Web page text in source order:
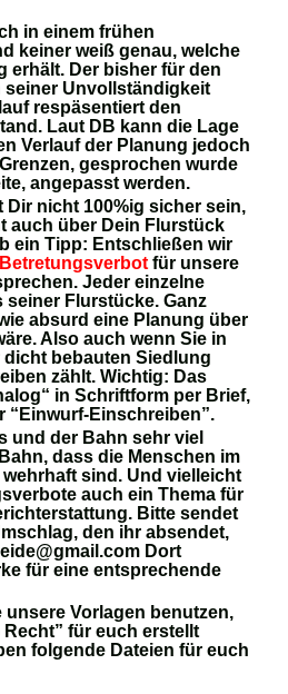
in einem frühen
keiner weiß genau, welche
erhält. Der bisher für den
seiner Unvollständigkeit
respäsentiert den
Laut DB kann die Lage
Verlauf der Planung jedoch
gesprochen wurde
angepasst werden.
Dir nicht 100%ig sicher sein,
auch über Dein Flurstück
ein Tipp: Entschließen wir
Betretungsverbotfür unsere
Jeder einzelne
seiner Flurstücke. Ganz
absurd eine Planung über
Also auch wenn Sie in
bebauten Siedlung
zählt. Wichtig: Das
in Schriftform per Brief,
“Einwurf-Einschreiben”.
und der Bahn sehr viel
dass die Menschen im
sind. Und vielleicht
auch ein Thema für
Bitte sendet
den ihr absendet,
Dort
für eine entsprechende
unsere Vorlagen benutzen,
für euch erstellt
folgende Dateien für euch